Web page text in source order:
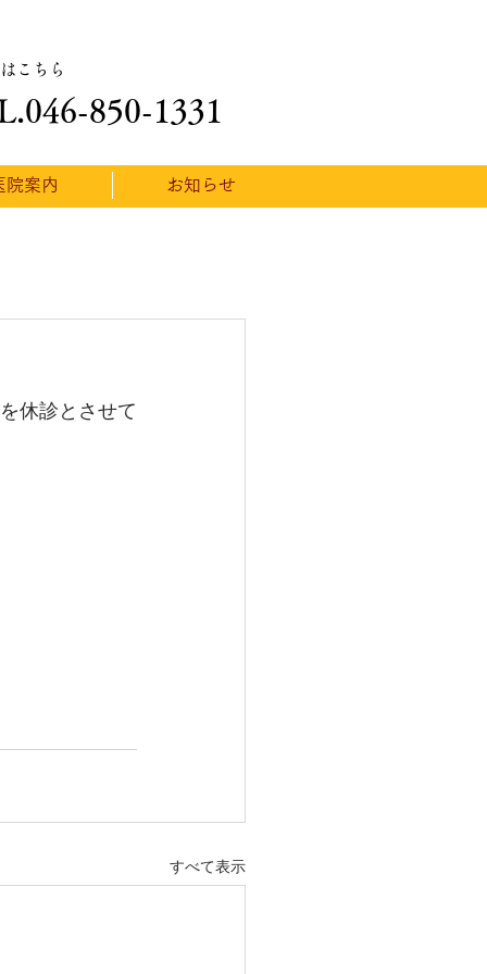
こちら
850-1331
院案内 お知らせ
休診とさせて
すべて表示